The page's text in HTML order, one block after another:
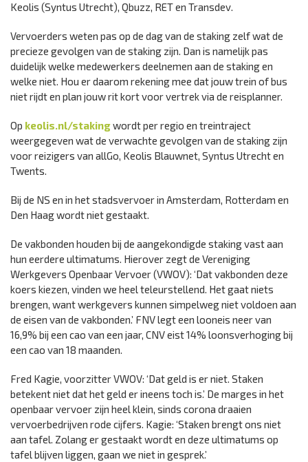
Keolis (Syntus Utrecht), Qbuzz, RET en Transdev.
Vervoerders weten pas op de dag van de staking zelf wat de
precieze gevolgen van de staking zijn. Dan is namelijk pas
duidelijk welke medewerkers deelnemen aan de staking en
welke niet. Hou er daarom rekening mee dat jouw trein of bus
niet rijdt en plan jouw rit kort voor vertrek via de reisplanner.
Op keolis.nl/stakingwordt per regio en treintraject
weergegeven wat de verwachte gevolgen van de staking zijn
voor reizigers van allGo, Keolis Blauwnet, Syntus Utrecht en
Twents.
Bij de NS en in het stadsvervoer in Amsterdam, Rotterdam en
Den Haag wordt niet gestaakt.
De vakbonden houden bij de aangekondigde staking vast aan
hun eerdere ultimatums. Hierover zegt de Vereniging
Werkgevers Openbaar Vervoer (VWOV): ‘Dat vakbonden deze
koers kiezen, vinden we heel teleurstellend. Het gaat niets
brengen, want werkgevers kunnen simpelweg niet voldoen aan
de eisen van de vakbonden.’ FNV legt een looneis neer van
16,9% bij een cao van een jaar, CNV eist 14% loonsverhoging bij
een cao van 18 maanden.
Fred Kagie, voorzitter VWOV: ‘Dat geld is er niet. Staken
betekent niet dat het geld er ineens toch is.’ De marges in het
openbaar vervoer zijn heel klein, sinds corona draaien
vervoerbedrijven rode cijfers. Kagie: ‘Staken brengt ons niet
aan tafel. Zolang er gestaakt wordt en deze ultimatums op
tafel blijven liggen, gaan we niet in gesprek.’